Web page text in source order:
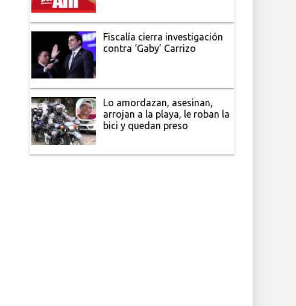
Fiscalía cierra investigación
contra ‘Gaby’ Carrizo
Lo amordazan, asesinan,
arrojan a la playa, le roban la
bici y quedan preso